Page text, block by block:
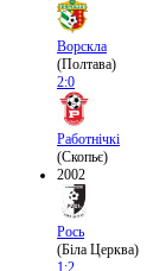
Ворскла
(Полтава)
2:0
Работнічкі
(Скопьє)
2002
Рось
(Біла Церква)
1:2